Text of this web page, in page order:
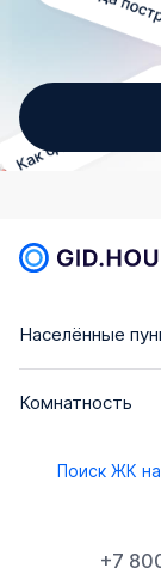
Населённые
Комнатность
Поиск ЖК
+7